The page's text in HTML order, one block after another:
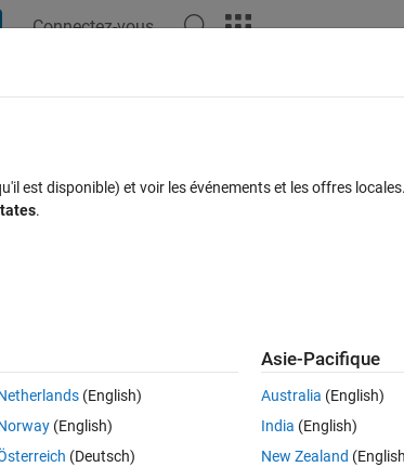
Connectez-vous
Connectez-
dans MATLAB Online
Leon
le 22 Avr
est disponible) et voir les événements et les offres
.
(English)
(English)
(Deutsch)
Asie-Pacifique
Australia (English)
India (English)
New Zealand